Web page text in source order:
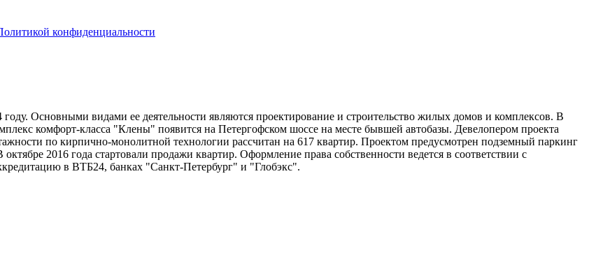
конфиденциальности
Основными видами ее деятельности являются проектирование и строительство жилых домов и комплексов. В
комфорт-класса "Клены" появится на Петергофском шоссе на месте бывшей автобазы. Девелопером проекта
по кирпично-монолитной технологии рассчитан на 617 квартир. Проектом предусмотрен подземный паркинг
2016 года стартовали продажи квартир. Оформление права собственности ведется в соответствии с
в ВТБ24, банках "Санкт-Петербург" и "Глобэкс".